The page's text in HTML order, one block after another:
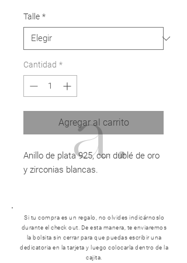
Talle *
Cantidad *
Agregar al carrito
Anillo de plata 925, con dublé de oro
y zirconias blancas.
Si tu compra es un regalo, no olvides indicárnoslo
durante el check out. De esta manera, te enviaremos
la bolsita sin cerrar para que puedas escribir una
dedicatoria en la tarjeta y luego colocarla dentro de la
cajita.